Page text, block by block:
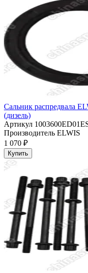
Сальник распредвала
(дизель)
Артикул
Производитель ELWIS
1 070 ₽
Купить